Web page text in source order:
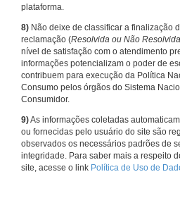
plataforma.
8) Não deixe de classificar a finalização
reclamação (Resolvida ou Não Resolvida
nível de satisfação com o atendimento
informações potencializam o poder de
contribuem para execução da Política
Consumo pelos órgãos do Sistema
Consumidor.
9)As informações coletadas
ou fornecidas pelo usuário do site são
observados os necessários padrões de
integridade. Para saber mais a respeito
site, acesse o link Política de Uso de